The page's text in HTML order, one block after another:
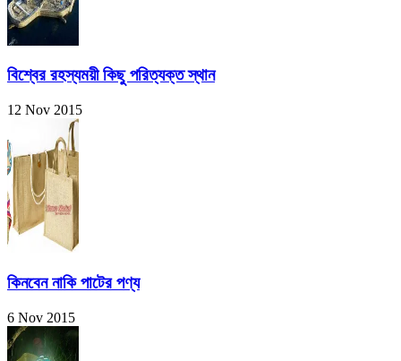
বিশ্বের রহস্যময়ী কিছু পরিত্যক্ত স্থান
12 Nov 2015
কিনবেন নাকি পাটের পণ্য
6 Nov 2015